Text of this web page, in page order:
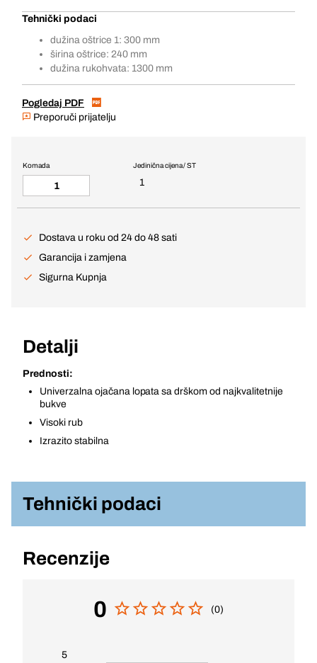
Tehnički podaci
dužina oštrice 1: 300 mm
širina oštrice: 240 mm
dužina rukohvata: 1300 mm
Pogledaj PDF
Preporuči prijatelju
Jedinična cijena / ST
1
Komada
Dostava u roku od 24 do 48 sati
Garancija i zamjena
Sigurna Kupnja
Detalji
Prednosti:
Univerzalna ojačana lopata sa drškom od najkvalitetnije
bukve
Visoki rub
Izrazito stabilna
Tehnički podaci
Recenzije
0 (0)
5